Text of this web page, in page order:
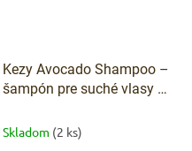
Kezy Avocado Shampoo –
šampón pre suché vlasy 1
Skladom (2 ks)